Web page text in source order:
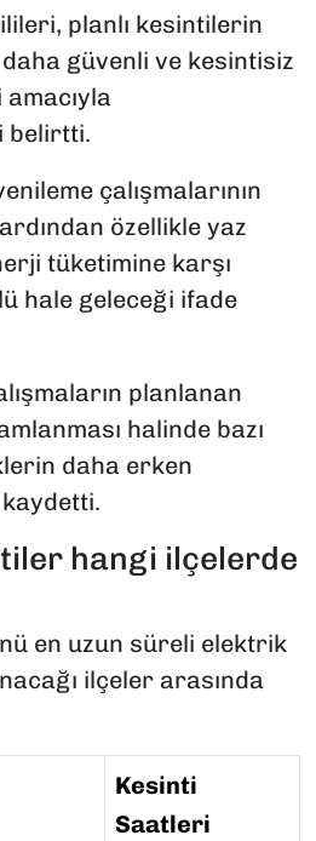
planlı kesintilerin
güvenli ve kesintisiz
belirtti.
çalışmalarının
özellikle yaz
tüketimine karşı
hale geleceği ifade
planlanan
halinde bazı
daha erken
hangi ilçelerde
en uzun süreli elektrik
ilçeler arasında
Kesinti
Saatleri